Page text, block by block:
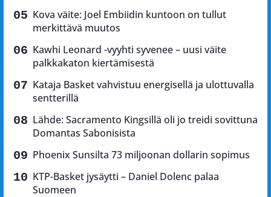
Kova väite: Joel Embiidin kuntoon on tullut
merkittävä muutos
Kawhi Leonard -vyyhti syvenee – uusi väite
palkkakaton kiertämisestä
Kataja Basket vahvistuu energisellä ja ulottuvalla
sentterillä
Lähde: Sacramento Kingsillä oli jo treidi sovittuna
Domantas Sabonisista
Phoenix Sunsilta 73 miljoonan dollarin sopimus
KTP-Basket jysäytti – Daniel Dolenc palaa
Suomeen